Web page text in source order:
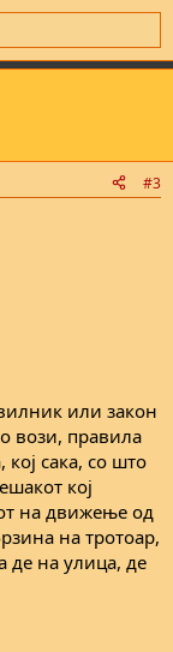
#3
или закон
вози, правила
кој сака, со што
кој
на движење од
на тротоар,
де на улица, де